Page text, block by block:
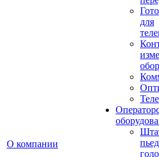
О компании
для